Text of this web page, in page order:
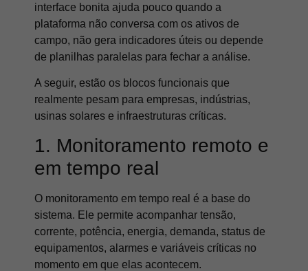
interface bonita ajuda pouco quando a
plataforma não conversa com os ativos de
campo, não gera indicadores úteis ou depende
de planilhas paralelas para fechar a análise.
A seguir, estão os blocos funcionais que
realmente pesam para empresas, indústrias,
usinas solares e infraestruturas críticas.
1. Monitoramento remoto e
em tempo real
O monitoramento em tempo real é a base do
sistema. Ele permite acompanhar tensão,
corrente, potência, energia, demanda, status de
equipamentos, alarmes e variáveis críticas no
momento em que elas acontecem.